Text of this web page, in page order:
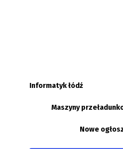
Informatyk łódź
Maszyny
Nowe